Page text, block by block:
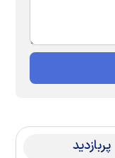
پربازدید